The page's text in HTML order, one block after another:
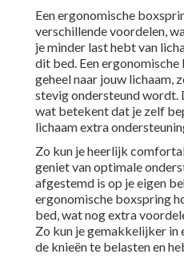
Een ergonomische
verschillende voordelen,
je minder last hebt van
dit bed. Een
geheel naar jouw lichaam,
stevig ondersteund wordt.
wat betekent dat je zelf
lichaam extra
Zo kun je heerlijk
geniet van optimale
afgestemd is op je eigen
ergonomische boxspring
bed, wat nog extra
Zo kun je gemakkelijker in
de knieën te belasten en